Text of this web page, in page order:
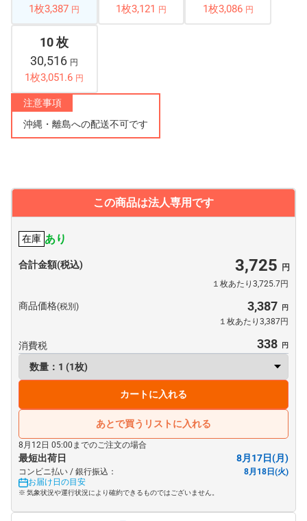
1枚3,387 円 1枚3,121 円 1枚3,086 円
10 枚
30,516 円
1枚3,051.6 円
注意事項
沖縄・離島への配送不可です
この商品は法人専用です
在庫 あり
合計金額(税込) 3,725
１枚あたり3,725.7円
商品価格(税別) 3,387
１枚あたり3,387円
消費税 338
カートに入れる
あとで買うリストに入れる
8月12日 05:00までのご注文の場合
最短出荷日 8月17日(月)
コンビニ払い / 銀行振込：
8月18日(火)
お届け日の目安
※ 気象状況や運行状況により確約できるものではございません。